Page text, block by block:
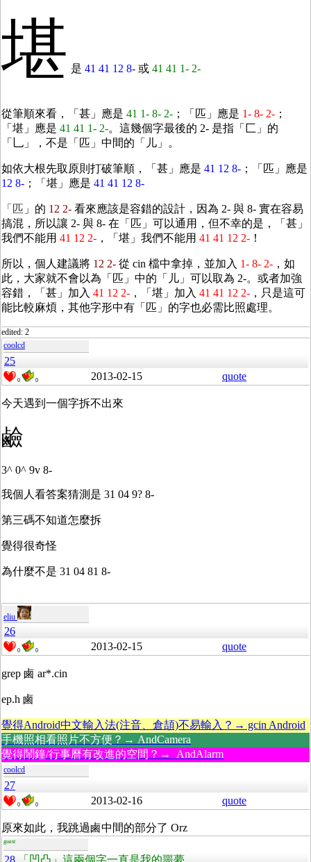
堪 是 41 41 12 8- 或 41 41 1- 2-
從筆順來看，「甚」應是 41 1- 8- 2- ；「匹」應是 1- 8- 2- ；
「堪」應是 41 41 1- 2-。這幾個字最後的 2- 是指「匚」的
「乚」，不是「匹」中間的「儿」。
如依大根先取原則打破筆順，「甚」應是 41 12 8- ；「匹」應是
12 8- ；「堪」應是 41 41 12 8-
「匹 」的 12 2- 看來應該是容錯的設計，因為 2- 與 8- 實在容易
搞混，所以讓 2- 與 8- 在「匹」可以通用，但不幸的是，「甚」
我們不能用 41 12 2- ，「堪」我們不能用 41 41 12 2- ！
所以，個人建議將 12 2- 從 cin 檔中拿掉，並加入 1- 8- 2- ，如
此，大家就不會以為「匹」中的「儿」可以取為 2-。或者加強
容錯，「甚」加入 41 12 2- ，「堪」加入 41 41 12 2- ，只是這可
能比較麻煩，其他字形中有「匹」的字也必需比照處理。
edited: 2
coolcd
25
0 0 2013-02-15 quote
今天遇到一個字拆不出來
鹼
3^ 0^ 9v 8-
我個人看答案猜測是 31 04 9? 8-
第三碼不知道怎麼拆
覺得很奇怪
為什麼不是 31 04 81 8-
eliu
26
0 0 2013-02-15 quote
grep 鹵 ar*.cin
ep.h 鹵
覺得Android中文輸入法(注音、倉頡)不易輸入？→ gcin Android
手機照相看照片不方便？→ AndCamera
覺得鬧鐘/行事曆有改進的空間？→ AndAlarm
coolcd
27
0 0 2013-02-16 quote
原來如此，我跳過鹵中間的部分了 Orz
guest